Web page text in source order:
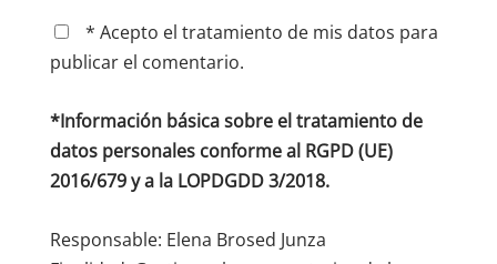
* Acepto el tratamiento de mis datos para
publicar el comentario.
*Información básica sobre el tratamiento de
datos personales conforme al RGPD (UE)
2016/679 y a la LOPDGDD 3/2018.
Responsable: Elena Brosed Junza